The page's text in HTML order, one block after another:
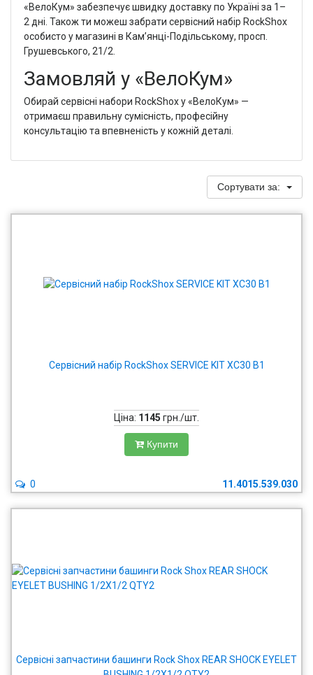
«ВелоКум» забезпечує швидку доставку по Україні за 1–
2 дні. Також ти можеш забрати сервісний набір RockShox
особисто у магазині в Кам’янці-Подільському, просп.
Грушевського, 21/2.
Замовляй у «ВелоКум»
Обирай сервісні набори RockShox у «ВелоКум» —
отримаєш правильну сумісність, професійну
консультацію та впевненість у кожній деталі.
Сортувати за:
Сервісний набір RockShox SERVICE KIT XC30 B1
Ціна: 1145 грн./шт.
Купити
11.4015.539.030
0
Сервісні запчастини башинги Rock Shox REAR SHOCK EYELET